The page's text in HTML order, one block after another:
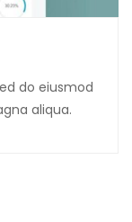
do eiusmod
aliqua.